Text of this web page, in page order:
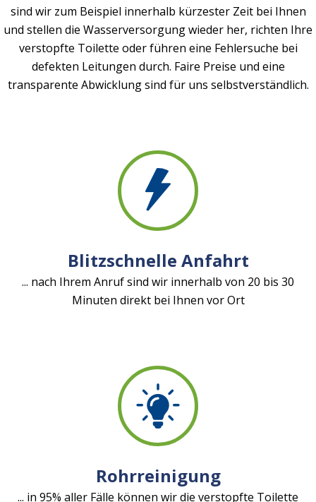
sind wir zum Beispiel innerhalb kürzester Zeit bei Ihnen
und stellen die Wasserversorgung wieder her, richten Ihre
verstopfte Toilette oder führen eine Fehlersuche bei
defekten Leitungen durch. Faire Preise und eine
transparente Abwicklung sind für uns selbstverständlich.
Blitzschnelle Anfahrt
... nach Ihrem Anruf sind wir innerhalb von 20 bis 30
Minuten direkt bei Ihnen vor Ort
Rohrreinigung
... in 95% aller Fälle können wir die verstopfte Toilette